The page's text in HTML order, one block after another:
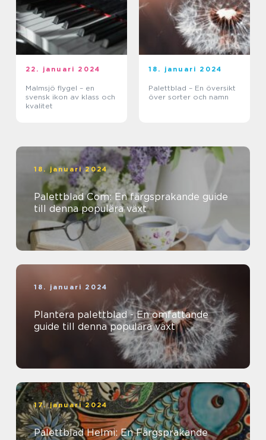
22. januari 2024
Malmsjö flygel – en
svensk ikon av klass och
kvalitet
18. januari 2024
Palettblad – En översikt
över sorter och namn
18. januari 2024
Palettblad Com: En färgsprakande guide
till denna populära växt
18. januari 2024
Plantera palettblad - En omfattande
guide till denna populära växt
17. januari 2024
Palettblad Helmi: En Färgsprakande